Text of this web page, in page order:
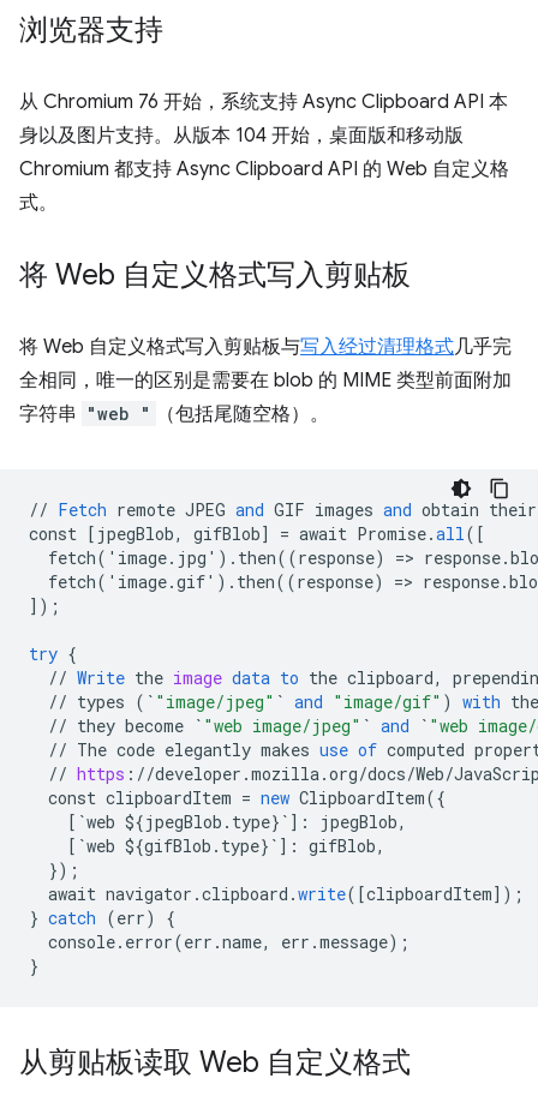
浏览器支持
从 Chromium 76 开始，系统支持 Async Clipboard API 本
身以及图片支持。从版本 104 开始，桌面版和移动版
Chromium 都支持 Async Clipboard API 的 Web 自定义格
式。
将 Web 自定义格式写入剪贴板
将 Web 自定义格式写入剪贴板与写入经过清理格式几乎完
全相同，唯一的区别是需要在 blob 的 MIME 类型前面附加
字符串
"web " （包括尾随空格）。
// Fetch remote JPEG and GIF images and obtain their
const [ jpegBlob, gifBlob] = await Promise.all( [
fetch('image.jpg').then((response) =>
fetch('image.gif').then((response) =>
] );
try {
// Write the image data to the clipboard,
// types ( ` "image/jpeg" ` and "image/gif" ) with the
// they become ` "web image/jpeg" ` and ` "web
// The code elegantly makes use of computed
// https : //developer .mozilla.org/docs/Web/
const clipboardItem = new ClipboardItem({
[ `web ${jpegBlob.type}` ] : jpegBlob,
[ `web ${gifBlob.type}` ] : gifBlob,
});
await navigator .clipboard .write( [clipboardItem] );
} catch (err)
{
console. error(err .name, err .message);
}
从剪贴板读取 Web 自定义格式